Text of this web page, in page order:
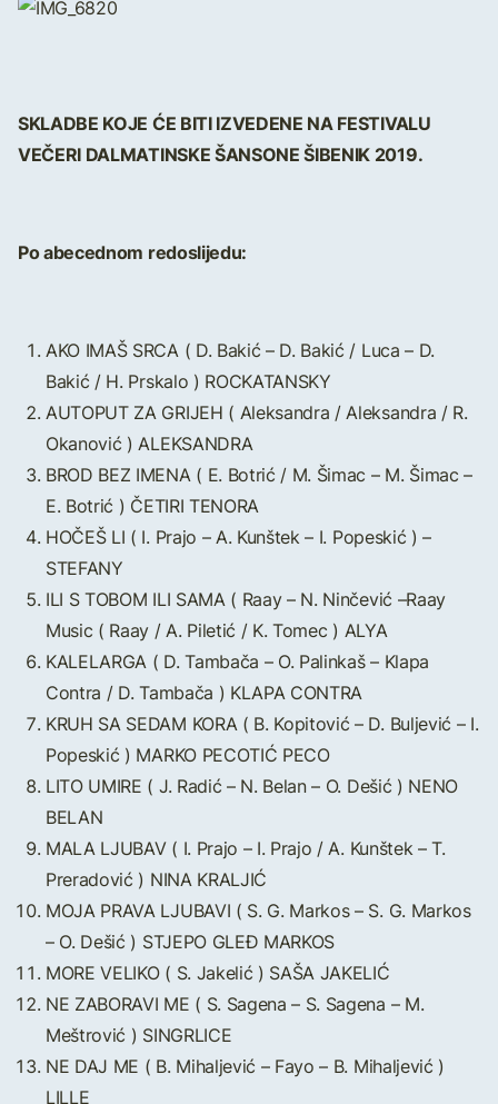
SKLADBE KOJE ĆE BITI IZVEDENE NA FESTIVALU
VEČERI DALMATINSKE ŠANSONE ŠIBENIK 2019.
Po abecednom redoslijedu:
AKO IMAŠ SRCA ( D. Bakić – D. Bakić / Luca – D.
Bakić / H. Prskalo ) ROCKATANSKY
AUTOPUT ZA GRIJEH ( Aleksandra / Aleksandra / R.
Okanović ) ALEKSANDRA
BROD BEZ IMENA ( E. Botrić / M. Šimac – M. Šimac –
E. Botrić ) ČETIRI TENORA
HOČEŠ LI ( I. Prajo – A. Kunštek – I. Popeskić ) –
STEFANY
ILI S TOBOM ILI SAMA ( Raay – N. Ninčević –Raay
Music ( Raay / A. Piletić / K. Tomec ) ALYA
KALELARGA ( D. Tambača – O. Palinkaš – Klapa
Contra / D. Tambača ) KLAPA CONTRA
KRUH SA SEDAM KORA ( B. Kopitović – D. Buljević – I.
Popeskić ) MARKO PECOTIĆ PECO
LITO UMIRE ( J. Radić – N. Belan – O. Dešić ) NENO
BELAN
MALA LJUBAV ( I. Prajo – I. Prajo / A. Kunštek – T.
Preradović ) NINA KRALJIĆ
MOJA PRAVA LJUBAVI ( S. G. Markos – S. G. Markos
– O. Dešić ) STJEPO GLEĐ MARKOS
MORE VELIKO ( S. Jakelić ) SAŠA JAKELIĆ
NE ZABORAVI ME ( S. Sagena – S. Sagena – M.
Meštrović ) SINGRLICE
NE DAJ ME ( B. Mihaljević – Fayo – B. Mihaljević )
LILLE